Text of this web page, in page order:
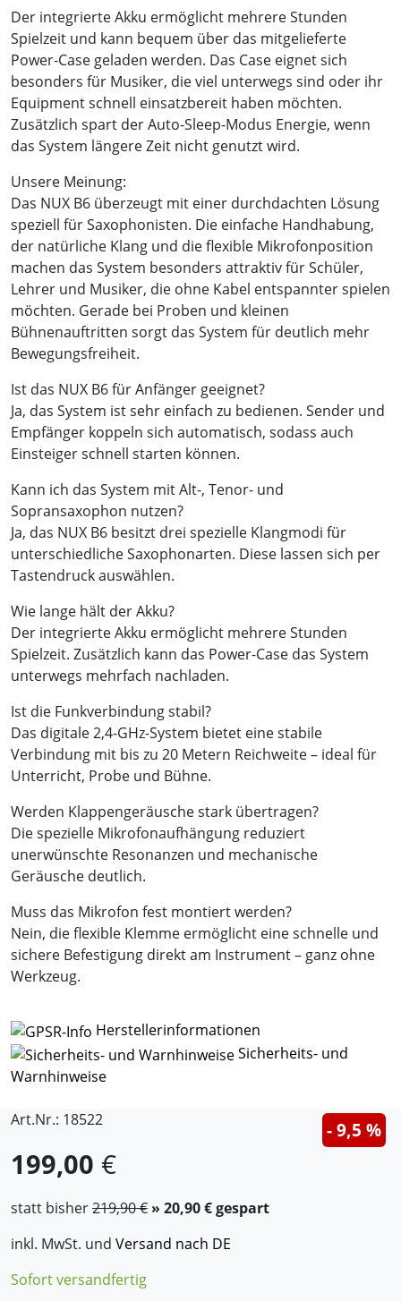
Der integrierte Akku ermöglicht mehrere Stunden
Spielzeit und kann bequem über das mitgelieferte
Power-Case geladen werden. Das Case eignet sich
besonders für Musiker, die viel unterwegs sind oder ihr
Equipment schnell einsatzbereit haben möchten.
Zusätzlich spart der Auto-Sleep-Modus Energie, wenn
das System längere Zeit nicht genutzt wird.
Unsere Meinung:
Das NUX B6 überzeugt mit einer durchdachten Lösung
speziell für Saxophonisten. Die einfache Handhabung,
der natürliche Klang und die flexible Mikrofonposition
machen das System besonders attraktiv für Schüler,
Lehrer und Musiker, die ohne Kabel entspannter spielen
möchten. Gerade bei Proben und kleinen
Bühnenauftritten sorgt das System für deutlich mehr
Bewegungsfreiheit.
Ist das NUX B6 für Anfänger geeignet?
Ja, das System ist sehr einfach zu bedienen. Sender und
Empfänger koppeln sich automatisch, sodass auch
Einsteiger schnell starten können.
Kann ich das System mit Alt-, Tenor- und
Sopransaxophon nutzen?
Ja, das NUX B6 besitzt drei spezielle Klangmodi für
unterschiedliche Saxophonarten. Diese lassen sich per
Tastendruck auswählen.
Wie lange hält der Akku?
Der integrierte Akku ermöglicht mehrere Stunden
Spielzeit. Zusätzlich kann das Power-Case das System
unterwegs mehrfach nachladen.
Ist die Funkverbindung stabil?
Das digitale 2,4-GHz-System bietet eine stabile
Verbindung mit bis zu 20 Metern Reichweite – ideal für
Unterricht, Probe und Bühne.
Werden Klappengeräusche stark übertragen?
Die spezielle Mikrofonaufhängung reduziert
unerwünschte Resonanzen und mechanische
Geräusche deutlich.
Muss das Mikrofon fest montiert werden?
Nein, die flexible Klemme ermöglicht eine schnelle und
sichere Befestigung direkt am Instrument – ganz ohne
Werkzeug.
Herstellerinformationen
Sicherheits- und
Warnhinweise
Art.Nr.: 18522
199,00 €
statt bisher219,90 € » 20,90 € gespart
- 9,5 %
inkl. MwSt. und Versand nach DE
Sofort versandfertig